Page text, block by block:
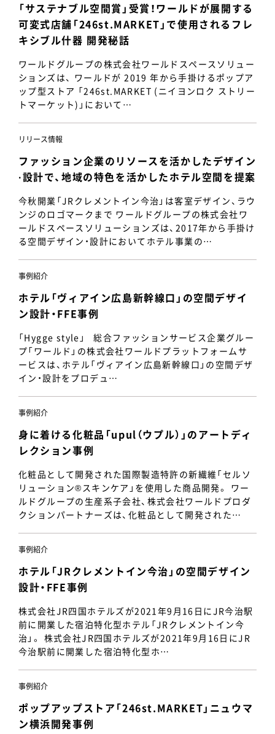
「サステナブル空間賞」受賞！ワールドが展開する
可変式店舗「246st.MARKET」で使用されるフレ
キシブル什器 開発秘話
ワールドグループの株式会社ワールドスペースソリュー
ションズは、 ワールドが 2019 年から手掛けるポップア
ップ型ストア 「246st.MARKET (ニイヨンロク ストリー
トマーケット)」において…
リリース情報
ファッション企業のリソースを活かしたデザイン
·設計で、地域の特色を活かしたホテル空間を提案
今秋開業「JRクレメントイン今治」は客室デザイン、ラウ
ンジのロゴマークまで ワールドグループの株式会社ワ
ールドスペースソリューションズは、2017年から手掛け
る空間デザイン・設計においてホテル事業の…
事例紹介
ホテル「ヴィアイン広島新幹線口」の空間デザイ
ン設計・FFE事例
「Hygge style」 総合ファッションサービス企業グルー
プ「ワールド」の株式会社ワールドプラットフォームサ
ービスは、ホテル「ヴィアイン広島新幹線口」の空間デザ
イン・設計をプロデュ…
事例紹介
身に着ける化粧品「upul（ウプル）」のアートディ
レクション事例
化粧品として開発された国際製造特許の新繊維「セルソ
リューション®スキンケア」を使用した商品開発。 ワー
ルドグループの生産系子会社、株式会社ワールドプロダ
クションパートナーズは、化粧品として開発された…
事例紹介
ホテル「JRクレメントイン今治」の空間デザイン
設計・FFE事例
株式会社JR四国ホテルズが2021年9月16日にJR今治駅
前に開業した宿泊特化型ホテル「JRクレメントイン今
治」。 株式会社JR四国ホテルズが2021年9月16日にJR
今治駅前に開業した宿泊特化型ホ…
事例紹介
ポップアップストア「246st.MARKET」ニュウマ
ン横浜開発事例